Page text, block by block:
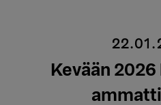
Kevään